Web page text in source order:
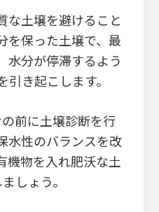
な土壌を避けること
を保った土壌で、最
水分が停滞するよう
き起こします。
前に土壌診断を行
水性のバランスを改
機物を入れ肥沃な土
しょう。